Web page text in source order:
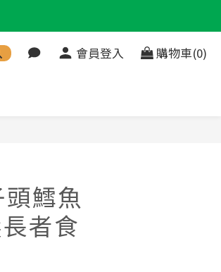
會員登入 購物車(0)
頭鱈魚
者食